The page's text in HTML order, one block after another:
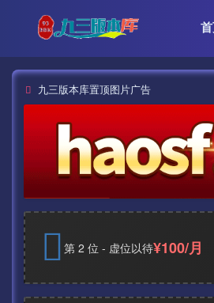
九三版本库置顶图片广告
第 2 位 - 虚位以待¥100/月